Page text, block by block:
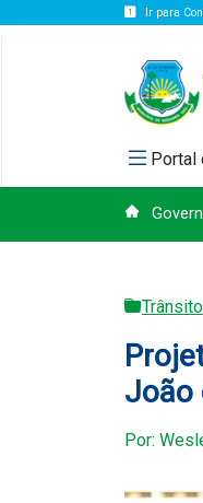
Ir para
Portal
Trânsito
João
Por: